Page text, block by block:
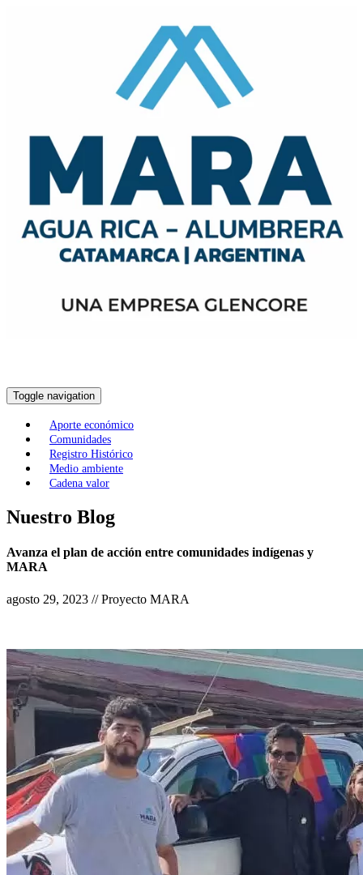
Toggle navigation
Aporte económico
Comunidades
Registro Histórico
Medio ambiente
Cadena valor
Nuestro Blog
Avanza el plan de acción entre comunidades indígenas y
MARA
agosto 29, 2023 // Proyecto MARA